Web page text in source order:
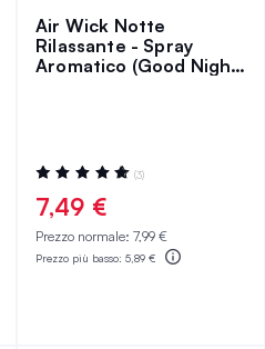
Air Wick Notte
Rilassante - Spray
Aromatico (Good Night)
Valutazione:
100%
(3)
7,49 €
Prezzo normale: 7,99 €
Prezzo più basso: 5,89 €